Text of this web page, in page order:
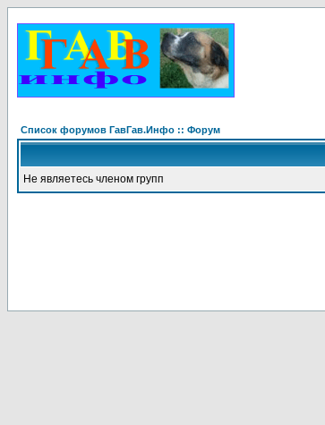
Список форумов ГавГав.Инфо :: Форум
Не являетесь членом групп